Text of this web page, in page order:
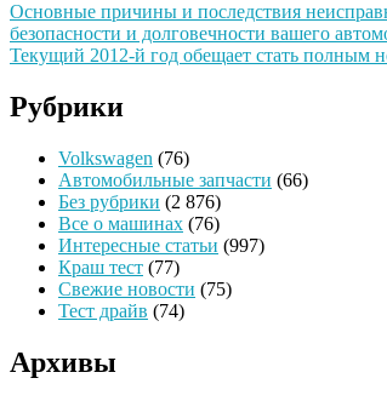
Основные причины и последствия
безопасности и долговечности вашего
Текущий 2012-й год обещает стать полным
Рубрики
Volkswagen (76)
Автомобильные запчасти (66)
Без рубрики (2 876)
Все о машинах (76)
Интересные статьи (997)
Краш тест (77)
Свежие новости (75)
Тест драйв (74)
Архивы